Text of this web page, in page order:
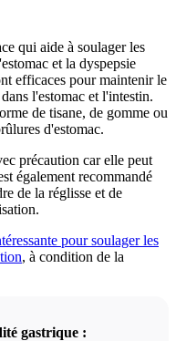
qui aide à soulager les
et la dyspepsie
efficaces pour maintenir le
l'estomac et l'intestin.
de tisane, de gomme ou
d'estomac.
précaution car elle peut
également recommandé
de la réglisse et de
pour soulager les
, à condition de la
gastrique :